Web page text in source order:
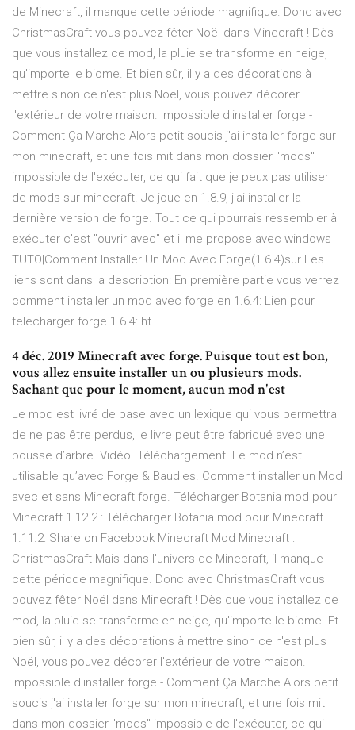
de Minecraft, il manque cette période magnifique. Donc avec
ChristmasCraft vous pouvez fêter Noël dans Minecraft ! Dès
que vous installez ce mod, la pluie se transforme en neige,
qu'importe le biome. Et bien sûr, il y a des décorations à
mettre sinon ce n'est plus Noël, vous pouvez décorer
l'extérieur de votre maison. Impossible d'installer forge -
Comment Ça Marche Alors petit soucis j'ai installer forge sur
mon minecraft, et une fois mit dans mon dossier ''mods''
impossible de l'exécuter, ce qui fait que je peux pas utiliser
de mods sur minecraft. Je joue en 1.8.9, j'ai installer la
dernière version de forge. Tout ce qui pourrais ressembler à
exécuter c'est "ouvrir avec" et il me propose avec windows
TUTO|Comment Installer Un Mod Avec Forge(1.6.4)sur Les
liens sont dans la description: En première partie vous verrez
comment installer un mod avec forge en 1.6.4: Lien pour
telecharger forge 1.6.4: ht
4 déc. 2019 Minecraft avec forge. Puisque tout est bon,
vous allez ensuite installer un ou plusieurs mods.
Sachant que pour le moment, aucun mod n'est
Le mod est livré de base avec un lexique qui vous permettra
de ne pas être perdus, le livre peut être fabriqué avec une
pousse d’arbre. Vidéo. Téléchargement. Le mod n’est
utilisable qu’avec Forge & Baudles. Comment installer un Mod
avec et sans Minecraft forge. Télécharger Botania mod pour
Minecraft 1.12.2 : Télécharger Botania mod pour Minecraft
1.11.2: Share on Facebook Minecraft Mod Minecraft :
ChristmasCraft Mais dans l'univers de Minecraft, il manque
cette période magnifique. Donc avec ChristmasCraft vous
pouvez fêter Noël dans Minecraft ! Dès que vous installez ce
mod, la pluie se transforme en neige, qu'importe le biome. Et
bien sûr, il y a des décorations à mettre sinon ce n'est plus
Noël, vous pouvez décorer l'extérieur de votre maison.
Impossible d'installer forge - Comment Ça Marche Alors petit
soucis j'ai installer forge sur mon minecraft, et une fois mit
dans mon dossier ''mods'' impossible de l'exécuter, ce qui